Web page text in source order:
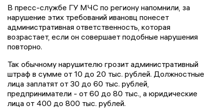
В пресс-службе ГУ МЧС по региону напомнили, за
нарушение этих требований ивановц понесет
административная ответственность, которая
возрастает, если он совершает подобные нарушения
повторно.
Так обычному нарушителю грозит административный
штраф в сумме от 10 до 20 тыс. рублей. Должностные
лица заплатят от 30 до 60 тыс. рублей,
предприниматели - от 60 до 80 тыс., а юридические
лица от 400 до 800 тыс. рублей.